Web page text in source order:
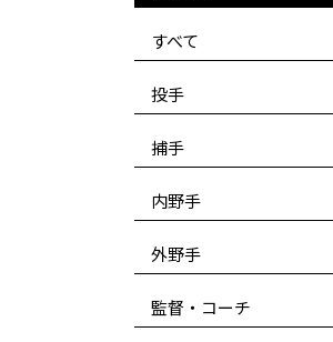
すべて
投手
捕手
内野手
外野手
監督・コーチ